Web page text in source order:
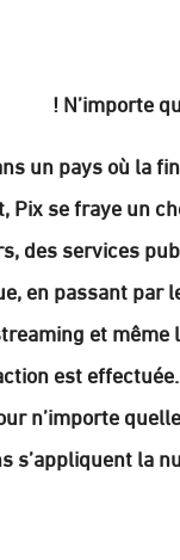
N’importe
un pays où la
Pix se fraye un
des services
en passant par
et même
est
n’importe
s’appliquent la